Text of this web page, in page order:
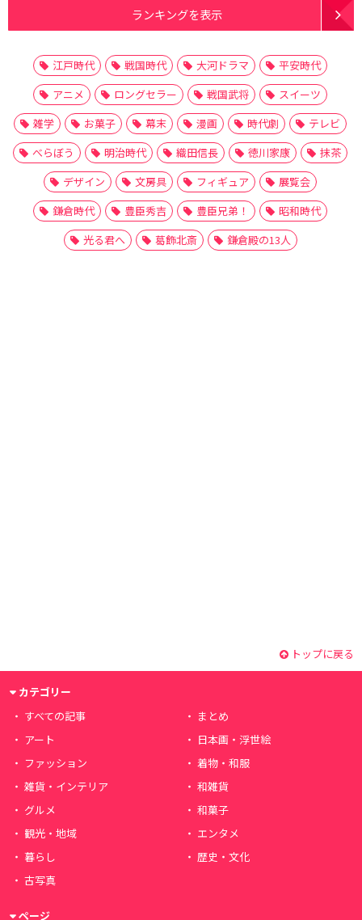
ランキングを表示
江戸時代 戦国時代 大河ドラマ
平安時代
アニメ
ロングセラー 戦国武将
スイーツ
雑学
お菓子 幕末 漫画 時代劇
テレビ
べらぼう
明治時代 織田信長 徳川家康
抹茶
デザイン
文房具 フィギュア
展覧会
鎌倉時代
豊臣秀吉 豊臣兄弟！
昭和時代
光る君へ
葛飾北斎 鎌倉殿の13人
トップに戻る
カテゴリー
すべての記事
まとめ
アート
日本画・浮世絵
ファッション
着物・和服
雑貨・インテリア
和雑貨
グルメ
和菓子
観光・地域
エンタメ
暮らし
歴史・文化
古写真
ページ